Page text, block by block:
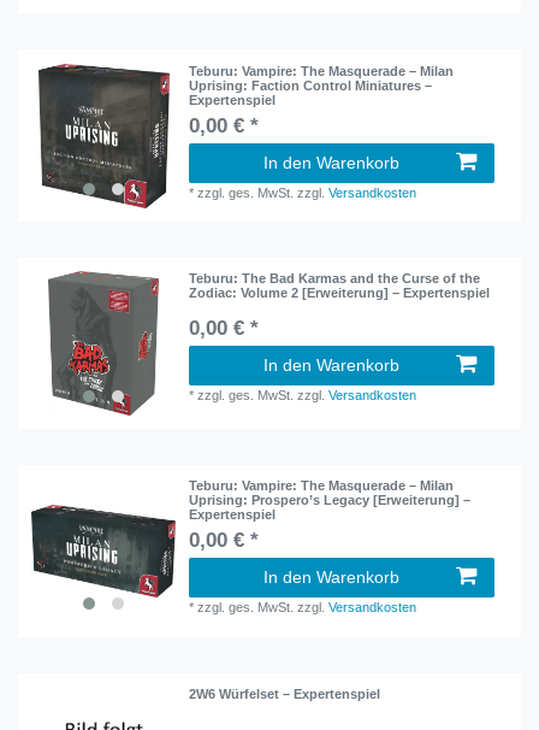
Teburu: Vampire: The Masquerade – Milan
Uprising: Faction Control Miniatures –
Expertenspiel
0,00 € *
In den Warenkorb
*zzgl. ges. MwSt. zzgl.Versandkosten
Teburu: The Bad Karmas and the Curse of the
Zodiac: Volume 2 [Erweiterung] – Expertenspiel
0,00 € *
In den Warenkorb
*zzgl. ges. MwSt. zzgl.Versandkosten
Teburu: Vampire: The Masquerade – Milan
Uprising: Prospero’s Legacy [Erweiterung] –
Expertenspiel
0,00 € *
In den Warenkorb
*zzgl. ges. MwSt. zzgl.Versandkosten
2W6 Würfelset – Expertenspiel